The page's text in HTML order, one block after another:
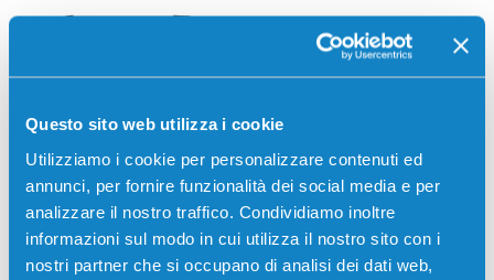
Questo sito web utilizza i cookie
Utilizziamo i cookie per personalizzare contenuti ed
annunci, per fornire funzionalità dei social media e per
analizzare il nostro traffico. Condividiamo inoltre
informazioni sul modo in cui utilizza il nostro sito con i
nostri partner che si occupano di analisi dei dati web,
Epson SURECOLOR
SC-P6000
EpsonSURECOLOR
SC-P6000 STD